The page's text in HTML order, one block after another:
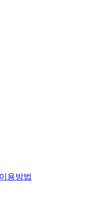
용방법